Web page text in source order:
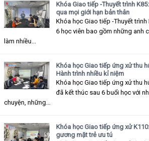
Khóa Giao tiếp -Thuyết trình
qua mọi giới hạn bản thân
Khóa học Giao tiếp -Thuyết trình
6 học viên bao gồm những anh
làm nhiều...
Khóa học Giao tiếp ứng xử thu
Hành trình nhiều kỉ niệm
Khóa học Giao tiếp ứng xử thu
đã kết thúc sau 6 buổi học với
chuyện, những...
Khóa học Giao tiếp ứng xử
gương mặt trẻ ưu tú